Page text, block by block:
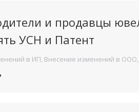
и продавцы
УСН и Патент
в ИП, Внесение изменений в ООО,